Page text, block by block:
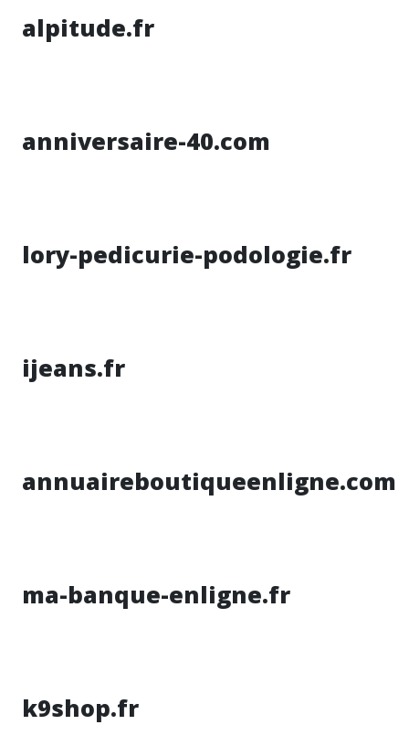
alpitude.fr
anniversaire-40.com
lory-pedicurie-podologie.fr
ijeans.fr
annuaireboutiqueenligne.com
ma-banque-enligne.fr
k9shop.fr